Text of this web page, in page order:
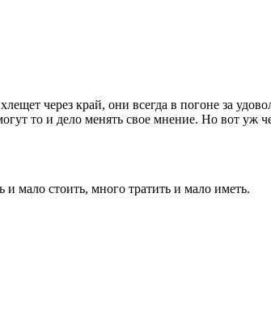
через край, они всегда в погоне за
то и дело менять свое мнение. Но вот уж
мало стоить, много тратить и мало иметь.